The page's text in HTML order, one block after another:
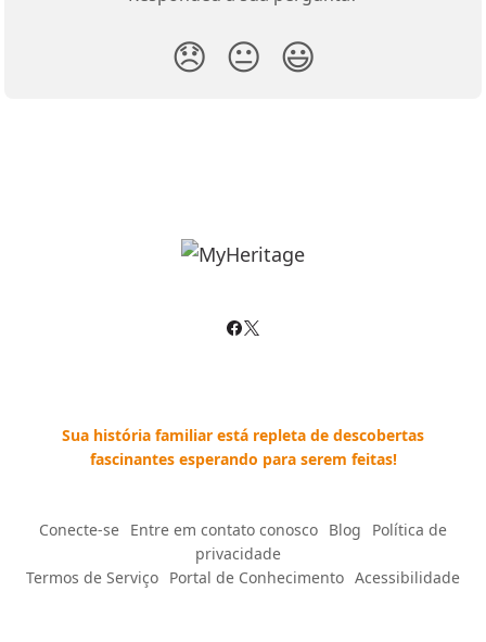
😞 😐 😃
Sua história familiar está repleta de descobertas
fascinantes esperando para serem feitas!
Conecte-se Entre em contato conosco Blog
Política de
privacidade--
Termos de Serviço Portal de Conhecimento Acessibilidade